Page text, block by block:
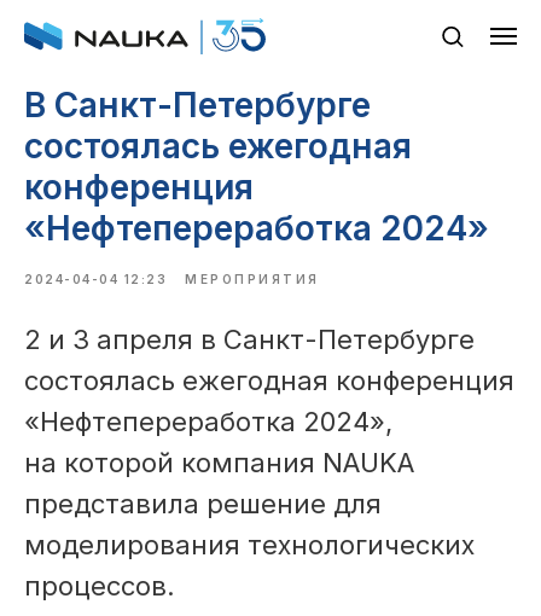
В Санкт-Петербурге
состоялась ежегодная
конференция
«Нефтепереработка 2024»
2024-04-04 12:23 МЕРОПРИЯТИЯ
2 и 3 апреля в Санкт-Петербурге
состоялась ежегодная конференция
«Нефтепереработка 2024»,
на которой компания NAUKA
представила решение для
моделирования технологических
процессов.